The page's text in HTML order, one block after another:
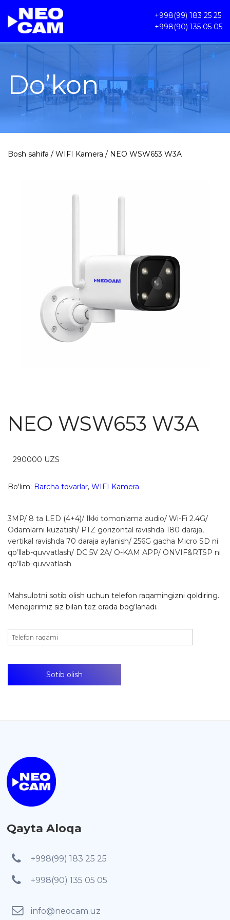
+998(99) 183 25 25
+998(90) 135 05 05
Do’kon
Bosh sahifa / WIFI Kamera / NEO WSW653 W3A
NEO WSW653 W3A
290000 UZS
Bo'lim: Barcha tovarlar, WIFI Kamera
3MP/ 8 ta LED (4+4)/ Ikki tomonlama audio/ Wi-Fi 2.4G/
Odamlarni kuzatish/ PTZ gorizontal ravishda 180 daraja,
vertikal ravishda 70 daraja aylanish/ 256G gacha Micro SD ni
qo’llab-quvvatlash/ DC 5V 2A/ O-KAM APP/ ONVIF&RTSP ni
qo’llab-quvvatlash
Mahsulotni sotib olish uchun telefon raqamingizni qoldiring.
Menejerimiz siz bilan tez orada bog‘lanadi.
Qayta Aloqa
+998(99) 183 25 25
+998(90) 135 05 05
info@neocam.uz